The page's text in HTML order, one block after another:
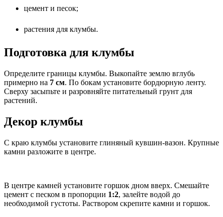
цемент и песок;
растения для клумбы.
Подготовка для клумбы
Определите границы клумбы. Выкопайте землю вглубь
примерно на 7 см. По бокам установите бордюрную ленту.
Сверху засыпьте и разровняйте питательный грунт для
растений.
Декор клумбы
С краю клумбы установите глиняный кувшин-вазон. Крупные
камни разложите в центре.
В центре камней установите горшок дном вверх. Смешайте
цемент с песком в пропорции 1:2, залейте водой до
необходимой густоты. Раствором скрепите камни и горшок.